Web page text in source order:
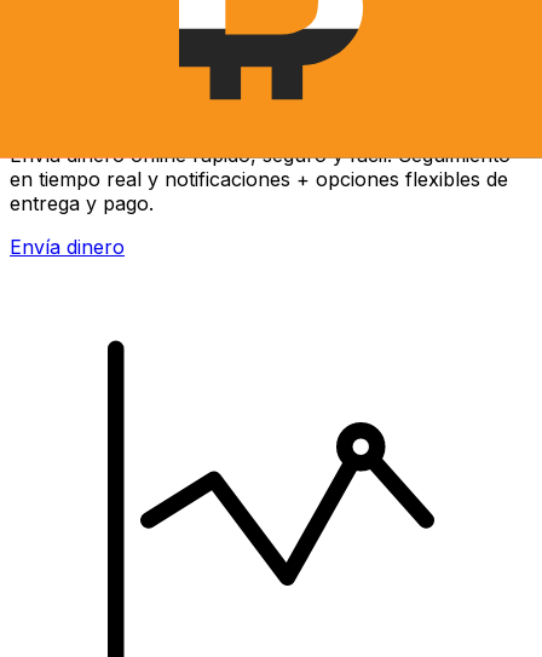
Transferencia Internacional de Dinero Xe
Envía dinero online rápido, seguro y fácil. Seguimiento
en tiempo real y notificaciones + opciones flexibles de
entrega y pago.
Envía dinero